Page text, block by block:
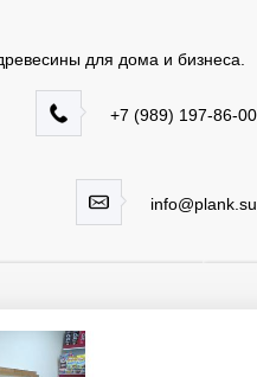
для дома и бизнеса.
+7 (989) 197-86-00
info@plank.su